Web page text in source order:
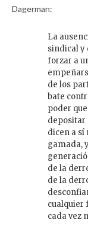
Dagerman:
La
sindical y
forzar a
de los
bate
poder
depositar
dicen a sí
gamada,
de la
de la
cualquier
cada vez